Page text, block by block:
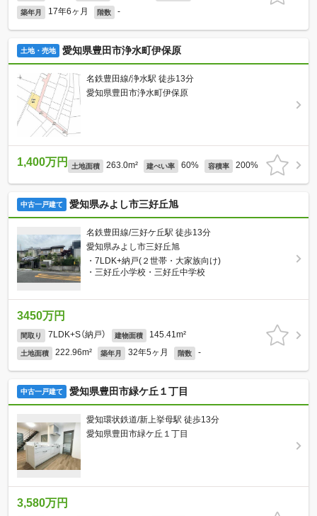
築年月 17年6ヶ月 階数 -
土地・売地 愛知県豊田市浄水町伊保原
名鉄豊田線/浄水駅 徒歩13分
愛知県豊田市浄水町伊保原
1,400万円 土地面積 263.0m² 建ぺい率 60% 容積率 200%
中古一戸建て 愛知県みよし市三好丘旭
名鉄豊田線/三好ケ丘駅 徒歩13分
愛知県みよし市三好丘旭
・7LDK+納戸(２世帯・大家族向け)
・三好丘小学校・三好丘中学校
3450万円
間取り 7LDK+S（納戸） 建物面積 145.41m²
土地面積 222.96m² 築年月 32年5ヶ月 階数 -
中古一戸建て 愛知県豊田市緑ケ丘１丁目
愛知環状鉄道/新上挙母駅 徒歩13分
愛知県豊田市緑ケ丘１丁目
3,580万円